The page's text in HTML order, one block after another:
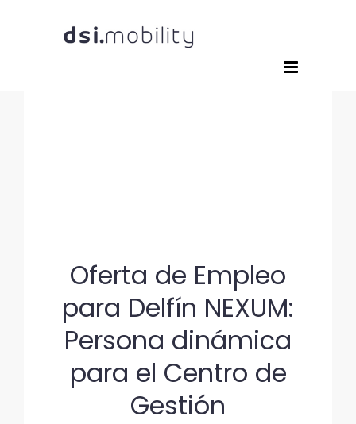
Oferta de Empleo
para Delfín NEXUM:
Persona dinámica
para el Centro de
Gestión